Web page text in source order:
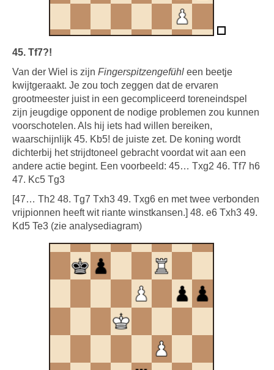
45. Tf7?!
Van der Wiel is zijn Fingerspitzengefühl een beetje
kwijtgeraakt. Je zou toch zeggen dat de ervaren
grootmeester juist in een gecompliceerd toreneindspel
zijn jeugdige opponent de nodige problemen zou kunnen
voorschotelen. Als hij iets had willen bereiken,
waarschijnlijk 45. Kb5! de juiste zet. De koning wordt
dichterbij het strijdtoneel gebracht voordat wit aan een
andere actie begint. Een voorbeeld: 45… Txg2 46. Tf7 h6
47. Kc5 Tg3
[47… Th2 48. Tg7 Txh3 49. Txg6 en met twee verbonden
vrijpionnen heeft wit riante winstkansen.] 48. e6 Txh3 49.
Kd5 Te3 (zie analysediagram)